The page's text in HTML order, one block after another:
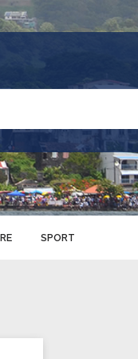
SPORT